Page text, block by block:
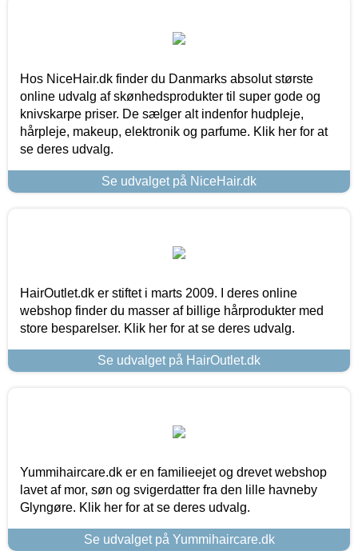
Hos NiceHair.dk finder du Danmarks absolut største
online udvalg af skønhedsprodukter til super gode og
knivskarpe priser. De sælger alt indenfor hudpleje,
hårpleje, makeup, elektronik og parfume. Klik her for at
se deres udvalg.
Se udvalget på NiceHair.dk
HairOutlet.dk er stiftet i marts 2009. I deres online
webshop finder du masser af billige hårprodukter med
store besparelser. Klik her for at se deres udvalg.
Se udvalget på HairOutlet.dk
Yummihaircare.dk er en familieejet og drevet webshop
lavet af mor, søn og svigerdatter fra den lille havneby
Glyngøre. Klik her for at se deres udvalg.
Se udvalget på Yummihaircare.dk